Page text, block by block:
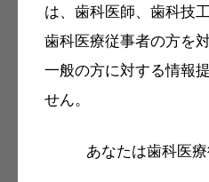
は、歯科医師、歯科技
歯科医療従事者の方を
一般の方に対する情報
せん。
あなたは歯科医
メリッ